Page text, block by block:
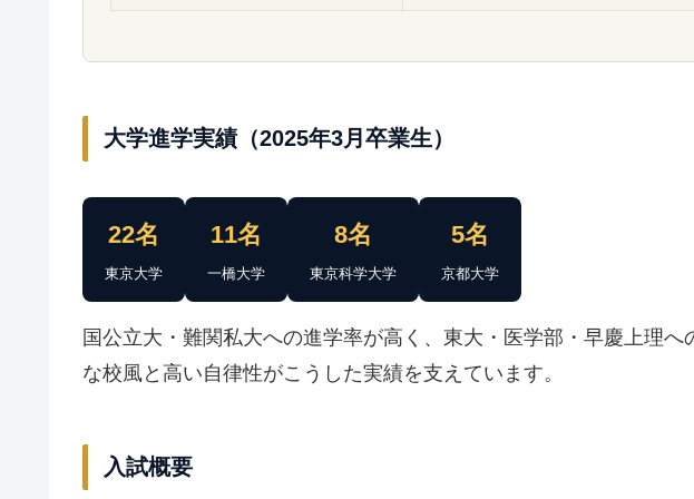
大学進学実績（2025年3月卒業生）
22名
東京大学
11名
一橋大学
8名
東京科学大学
5名
京都大学
国公立大・難関私大への進学率が高く、東大・医学部・早慶上理
な校風と高い自律性がこうした実績を支えています。
入試概要